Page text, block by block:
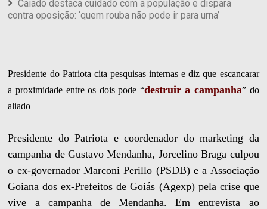
Caiado destaca cuidado com a população e dispara
contra oposição: ‘quem rouba não pode ir para urna’
Presidente do Patriota cita pesquisas internas e diz que escancarar
a proximidade entre os dois pode “destruir a campanha” do
aliado
Presidente do Patriota e coordenador do marketing da
campanha de Gustavo Mendanha, Jorcelino Braga culpou
o ex-governador Marconi Perillo (PSDB) e a Associação
Goiana dos ex-Prefeitos de Goiás (Agexp) pela crise que
vive a campanha de Mendanha. Em entrevista ao